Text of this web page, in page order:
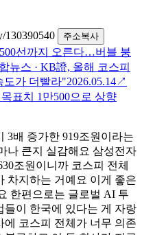
130390540
주소복사
선까지 오른다…버블 붕
뉴스 · KB證, 올해 코스피
도가 더빨라"2026.05.14↗
표치 1만500으로 상향
3배 증가한 919조원이라는
나 큰지 실감해요 삼성전자
조원이니까 코스피 전체
차지하는 거예요 이게 좋은
한편으로는 글로벌 AI 투
들이 한국에 있다는 게 자랑
코스피 전체가 너무 의존